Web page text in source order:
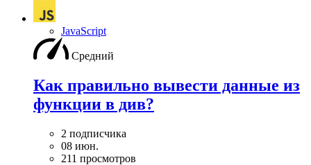
JavaScript
Средний
Как правильно вывести данные из
функции в див?
2 подписчика
08 июн.
211 просмотров